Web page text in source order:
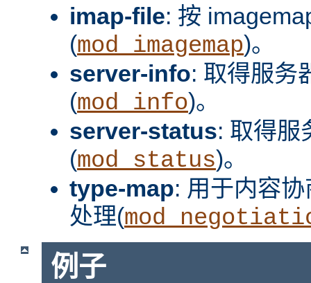
imap-file: 按
(mod_imagemap)。
server-info: 取得服务
(mod_info)。
server-status: 取得服
(mod_status)。
type-map: 用于内容
处理(
例子